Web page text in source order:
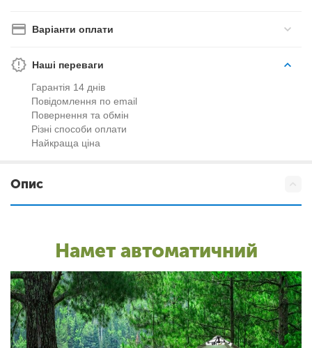
Варіанти оплати
Наші переваги
Гарантія 14 днів
Повідомлення по email
Повернення та обмін
Різні способи оплати
Найкраща ціна
Опис
Намет автоматичний